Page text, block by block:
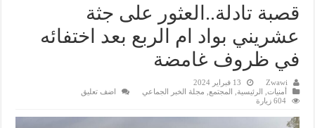
قصبة تادلة..العثور على جثة
عشريني بواد ام الربع بعد اختفائه
في ظروف غامضة
Zwawi
13 فبراير 2024
أمنيات الرئيسية المجتمع مجلة الخبر الجماعي
اضف تعليق
604 زيارة